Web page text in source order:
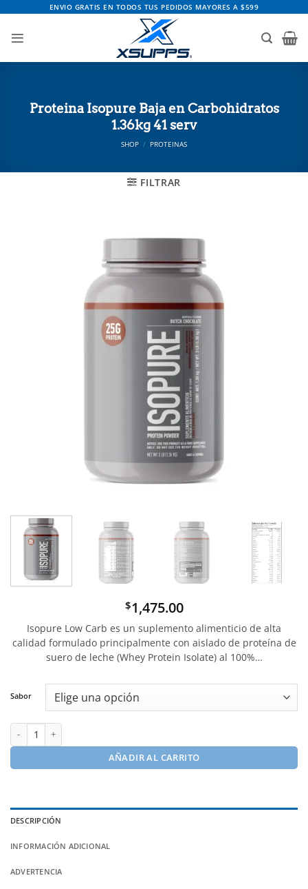
contenido
ENVIO GRATIS EN TODOS TUS PEDIDOS MAYORES A $599
Proteina Isopure Baja en Carbohidratos
1.36kg 41 serv
SHOP / PROTEINAS
FILTRAR
$1,475.00
Isopure Low Carb es un suplemento alimenticio de alta
calidad formulado principalmente con aislado de proteína de
suero de leche (Whey Protein Isolate) al 100%…
Sabor
Proteina Isopure Baja en Carbohidratos 1.36kg 41 serv cantidad
AÑADIR AL CARRITO
DESCRIPCIÓN
INFORMACIÓN ADICIONAL
ADVERTENCIA